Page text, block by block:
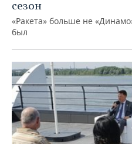
сезон
«Ракета» больше не
был